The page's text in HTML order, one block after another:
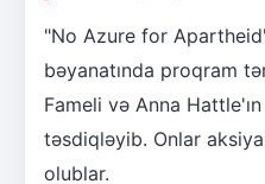
"No Azure for
bəyanatında proqram
Fameli və Anna
təsdiqləyib. Onlar
olublar.